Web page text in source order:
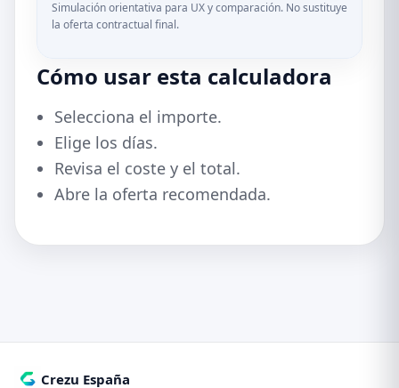
Simulación orientativa para UX y comparación. No sustituye
la oferta contractual final.
Cómo usar esta calculadora
Selecciona el importe.
Elige los días.
Revisa el coste y el total.
Abre la oferta recomendada.
Crezu España